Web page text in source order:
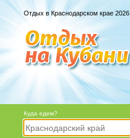
Отдых в Краснодарском крае 2026
Куда едем?